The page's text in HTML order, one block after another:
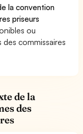
la convention
priseurs
ou
des commissaires
de la
des